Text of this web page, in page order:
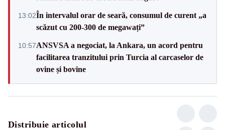
13:02În intervalul orar de seară, consumul de curent „a
scăzut cu 200-300 de megawați”
10:57ANSVSA a negociat, la Ankara, un acord pentru
facilitarea tranzitului prin Turcia al carcaselor de
ovine și bovine
Distribuie articolul